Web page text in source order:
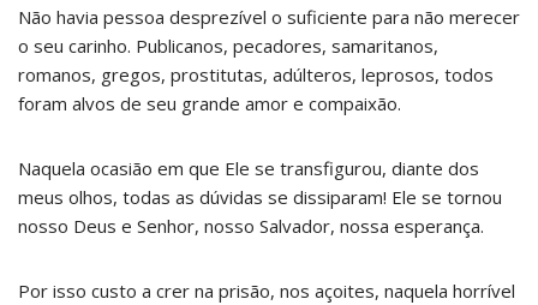
Não havia pessoa desprezível o suficiente para não merecer
o seu carinho. Publicanos, pecadores, samaritanos,
romanos, gregos, prostitutas, adúlteros, leprosos, todos
foram alvos de seu grande amor e compaixão.
Naquela ocasião em que Ele se transfigurou, diante dos
meus olhos, todas as dúvidas se dissiparam! Ele se tornou
nosso Deus e Senhor, nosso Salvador, nossa esperança.
Por isso custo a crer na prisão, nos açoites, naquela horrível